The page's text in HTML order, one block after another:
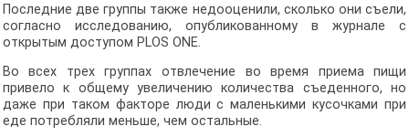
Последние две группы также недооценили, сколько они съели,
согласно исследованию, опубликованному в журнале с
открытым доступом PLOS ONE.
Во всех трех группах отвлечение во время приема пищи
привело к общему увеличению количества съеденного, но
даже при таком факторе люди с маленькими кусочками при
еде потребляли меньше, чем остальные.